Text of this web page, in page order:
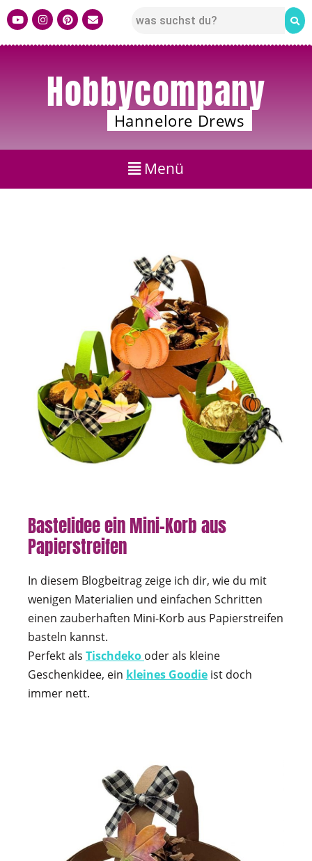
Hobbycompany
Hannelore Drews
Bastelidee ein Mini-Korb aus
Papierstreifen
In diesem Blogbeitrag zeige ich dir, wie du mit
wenigen Materialien und einfachen Schritten
einen zauberhaften Mini-Korb aus Papierstreifen
basteln kannst.
Perfekt als Tischdeko oder als kleine
Geschenkidee, ein kleines Goodie ist doch
immer nett.